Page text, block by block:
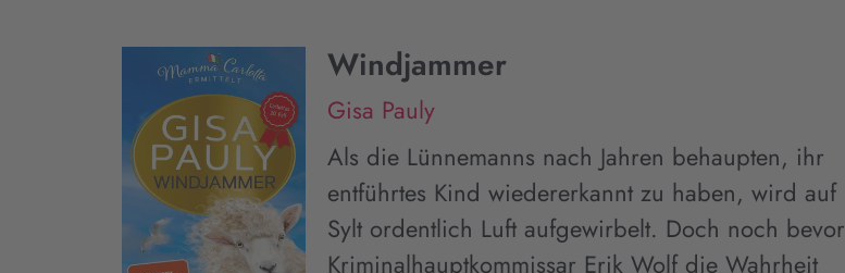
Windjammer
Gisa Pauly
Als die Lünnemanns nach Jahren behaupten, ihr
entführtes Kind wiedererkannt zu haben, wird auf
Sylt ordentlich Luft aufgewirbelt. Doch noch bevor
Kriminalhauptkommissar Erik Wolf die Wahrheit